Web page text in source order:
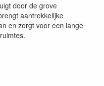
door de grove
aantrekkelijke
en zorgt voor een lange